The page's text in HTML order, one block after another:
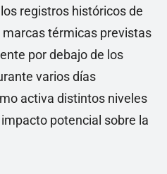
registros históricos de
térmicas previstas
por debajo de los
varios días
activa distintos niveles
potencial sobre la